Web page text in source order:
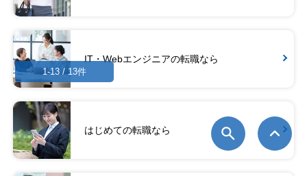
IT・Webエンジニアの転職なら
はじめての転職なら
1-13 / 13件